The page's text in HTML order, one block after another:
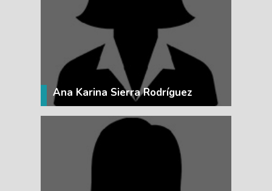
Ana Karina Sierra Rodríguez